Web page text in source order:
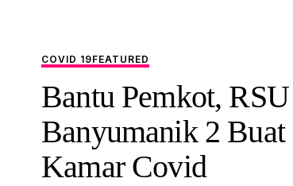
COVID 19FEATURED
Bantu Pemkot, RSU
Banyumanik 2 Buat
Kamar Covid